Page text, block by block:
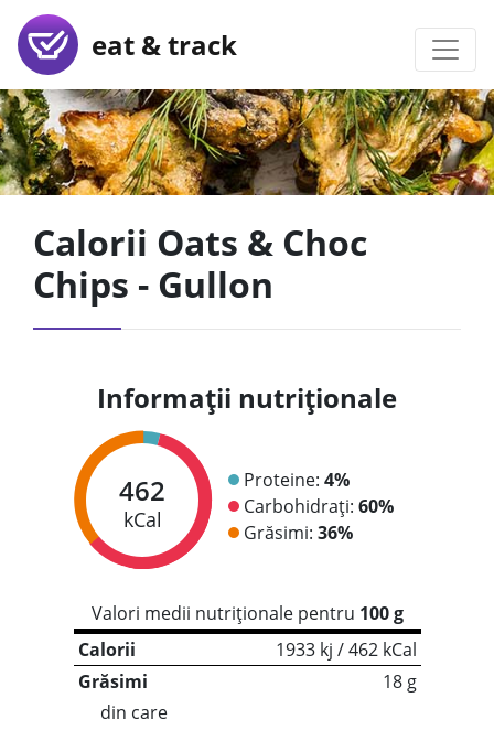
eat & track
Calorii Oats & Choc
Chips - Gullon
Informații nutriționale
462
kCal
Proteine: 4%
Carbohidrați: 60%
Grăsimi: 36%
Valori medii nutriționale pentru 100 g
Calorii
1933 kj / 462 kCal
Grăsimi
18 g
din care